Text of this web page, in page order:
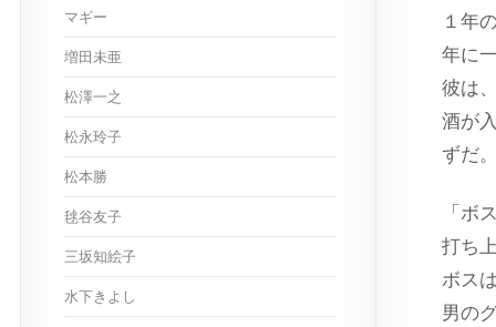
１年
年に
彼は
酒が
ずだ
「ボ
打ち
ボス
男の
マギー
増田未亜
松澤一之
松永玲子
松本勝
毬谷友子
三坂知絵子
水下きよし